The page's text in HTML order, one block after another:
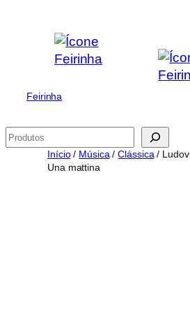
conteúdo
Feirinha
Pesquisar
Início/ Música /Clássica /
Una mattina